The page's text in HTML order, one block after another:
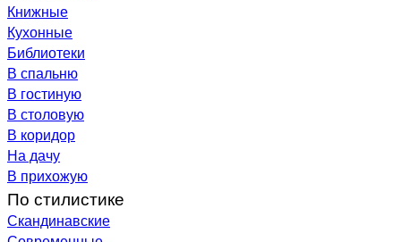
Книжные
Кухонные
Библиотеки
В спальню
В гостиную
В столовую
В коридор
На дачу
В прихожую
По стилистике
Скандинавские